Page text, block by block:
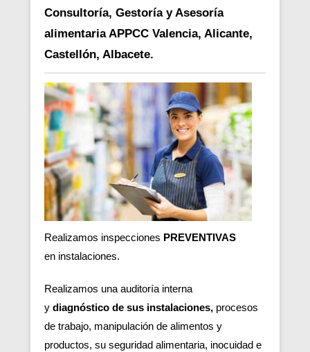
Consultoría, Gestoría y Asesoría
alimentaria APPCC Valencia, Alicante,
Castellón, Albacete.
Realizamos inspecciones PREVENTIVAS
en instalaciones.
Realizamos una auditoría interna
y diagnóstico de sus instalaciones, procesos
de trabajo, manipulación de alimentos y
productos, su seguridad alimentaria, inocuidad e